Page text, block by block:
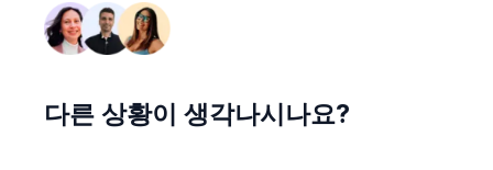
다른 상황이 생각나시나요?